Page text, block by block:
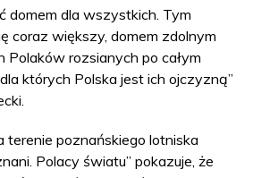
domem dla wszystkich. Tym
coraz większy, domem zdolnym
Polaków rozsianych po całym
których Polska jest ich ojczyzną”
terenie poznańskiego lotniska
Polacy światu” pokazuje, że